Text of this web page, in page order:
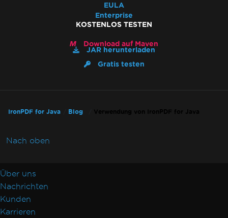
EULA
Enterprise
KOSTENLOS TESTEN
Download auf Maven
JAR herunterladen
Gratis testen
IronPDF for Java Blog Verwendung von IronPDF for Java
Nach oben
Über uns
Nachrichten
Kunden
Karrieren